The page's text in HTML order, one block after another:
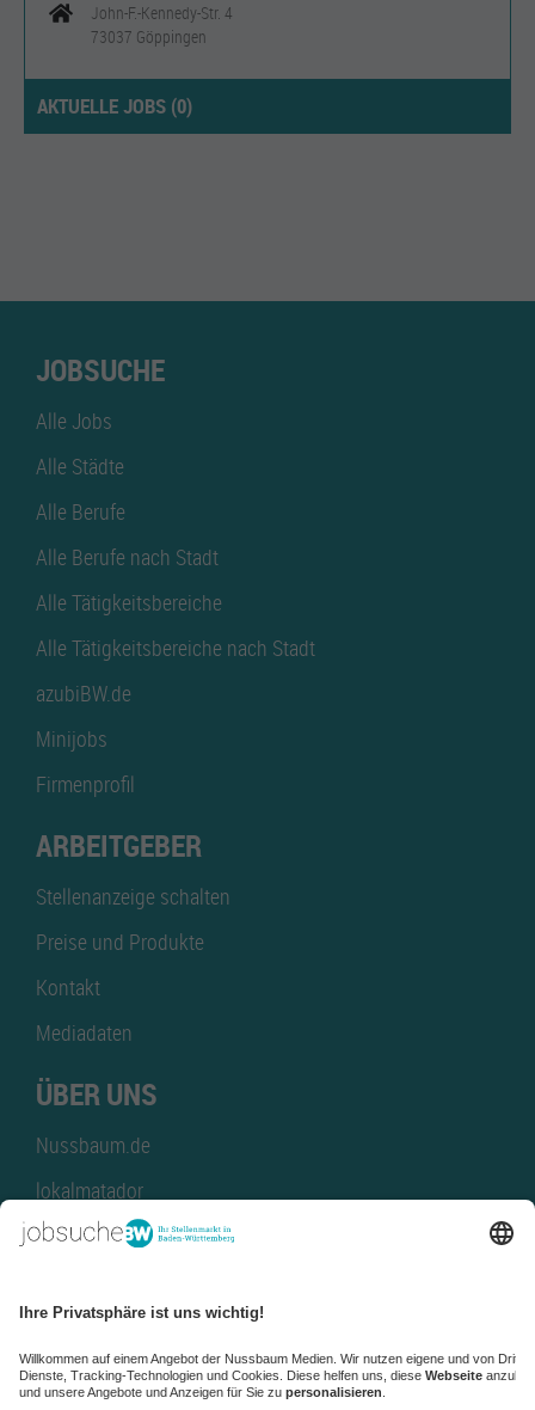
John-F.-Kennedy-Str. 4
73037 Göppingen
AKTUELLE JOBS (0)
JOBSUCHE
Alle Jobs
Alle Städte
Alle Berufe
Alle Berufe nach Stadt
Alle Tätigkeitsbereiche
Alle Tätigkeitsbereiche nach Stadt
azubiBW.de
Minijobs
Firmenprofil
ARBEITGEBER
Stellenanzeige schalten
Preise und Produkte
Kontakt
Mediadaten
ÜBER UNS
Nussbaum.de
lokalmatador
kaufinBW
NussbaumID
Nussbaum Medien